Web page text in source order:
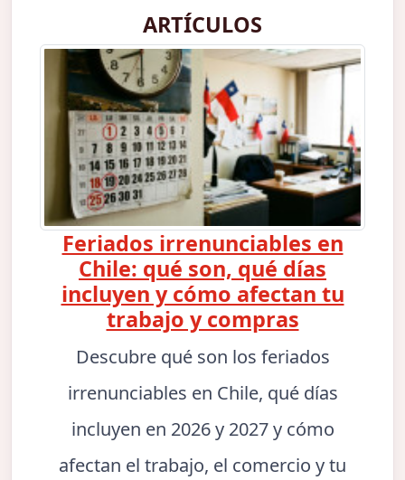
ARTÍCULOS
Feriados irrenunciables en
Chile: qué son, qué días
incluyen y cómo afectan tu
trabajo y compras
Descubre qué son los feriados
irrenunciables en Chile, qué días
incluyen en 2026 y 2027 y cómo
afectan el trabajo, el comercio y tu